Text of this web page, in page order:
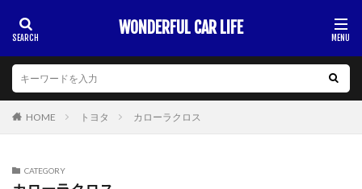
WONDERFUL CAR LIFE
HOME トヨタ カローラクロス
CATEGORY